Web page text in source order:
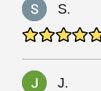
S.
J.